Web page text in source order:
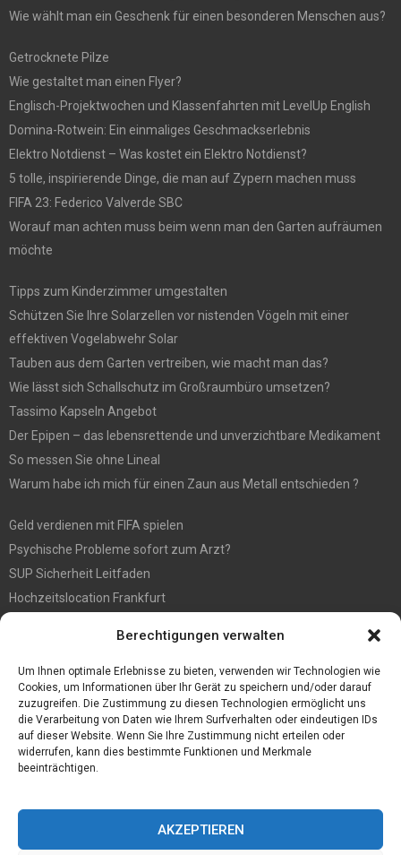
Berechtigungen verwalten
Um Ihnen optimale Erlebnisse zu bieten, verwenden wir Technologien wie
Cookies, um Informationen über Ihr Gerät zu speichern und/oder darauf
zuzugreifen. Die Zustimmung zu diesen Technologien ermöglicht uns
die Verarbeitung von Daten wie Ihrem Surfverhalten oder eindeutigen IDs
auf dieser Website. Wenn Sie Ihre Zustimmung nicht erteilen oder
widerrufen, kann dies bestimmte Funktionen und Merkmale
beeinträchtigen.
AKZEPTIEREN
Wie wählt man ein Geschenk für einen besonderen Menschen aus?
Getrocknete Pilze
Wie gestaltet man einen Flyer?
Englisch-Projektwochen und Klassenfahrten mit LevelUp English
Domina-Rotwein: Ein einmaliges Geschmackserlebnis
Elektro Notdienst – Was kostet ein Elektro Notdienst?
5 tolle, inspirierende Dinge, die man auf Zypern machen muss
FIFA 23: Federico Valverde SBC
Worauf man achten muss beim wenn man den Garten aufräumen
möchte
Tipps zum Kinderzimmer umgestalten
Schützen Sie Ihre Solarzellen vor nistenden Vögeln mit einer
effektiven Vogelabwehr Solar
Tauben aus dem Garten vertreiben, wie macht man das?
Wie lässt sich Schallschutz im Großraumbüro umsetzen?
Tassimo Kapseln Angebot
Der Epipen – das lebensrettende und unverzichtbare Medikament
So messen Sie ohne Lineal
Warum habe ich mich für einen Zaun aus Metall entschieden ?
Geld verdienen mit FIFA spielen
Psychische Probleme sofort zum Arzt?
SUP Sicherheit Leitfaden
Hochzeitslocation Frankfurt
Großer Spaß auf der Kirmes in Bonn!
Bester Oscam- und CCcam-Server für 2021